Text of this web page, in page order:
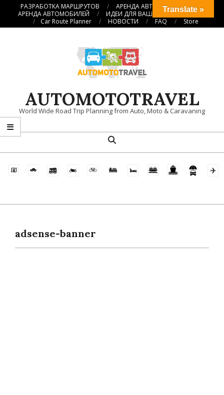
ПерейтиРАЗРАБОТКА МАРШРУТОВ
АРЕНДА АВТОКЕМПЕРОВ
АРЕНДА АВТОМОБИЛЕЙ
ИДЕИ ДЛЯ ВАШИХ ПУТЕШЕСТВИЙ
Car Route Planner
НОВОСТИ FAQ Store
AUTOMOTOTRAVEL
World Wide Road Trip Planning from Auto, Moto & Caravaning
Главное
навигационное
Поиск
adsense-banner
Translate »